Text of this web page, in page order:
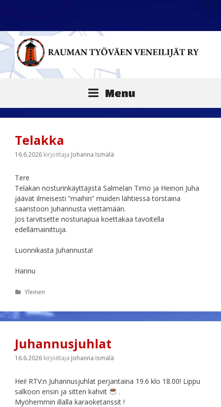
Siirry
sisältöön
Menu
Telakka
16.6.2026 kirjoittaja Johanna Ismälä
Tere
Telakan nosturinkäyttäjistä Salmelan Timo ja Heinon Juha
jäävät ilmeisesti ”maihin” muiden lähtiessä torstaina
saaristoon Juhannusta viettämään.
Jos tarvitsette nosturiapua koettakaa tavoitella
edellämainittuja.
Luonnikasta Juhannusta!
Hannu
Kategoriat
Yleinen
Juhannusjuhlat
16.6.2026 kirjoittaja Johanna Ismälä
Hei! RTV:n Juhannusjuhlat perjantaina 19.6 klo 18.00! Lippu
salkoon ensin ja sitten kahvit
.
Myöhemmin illalla karaoketanssit !